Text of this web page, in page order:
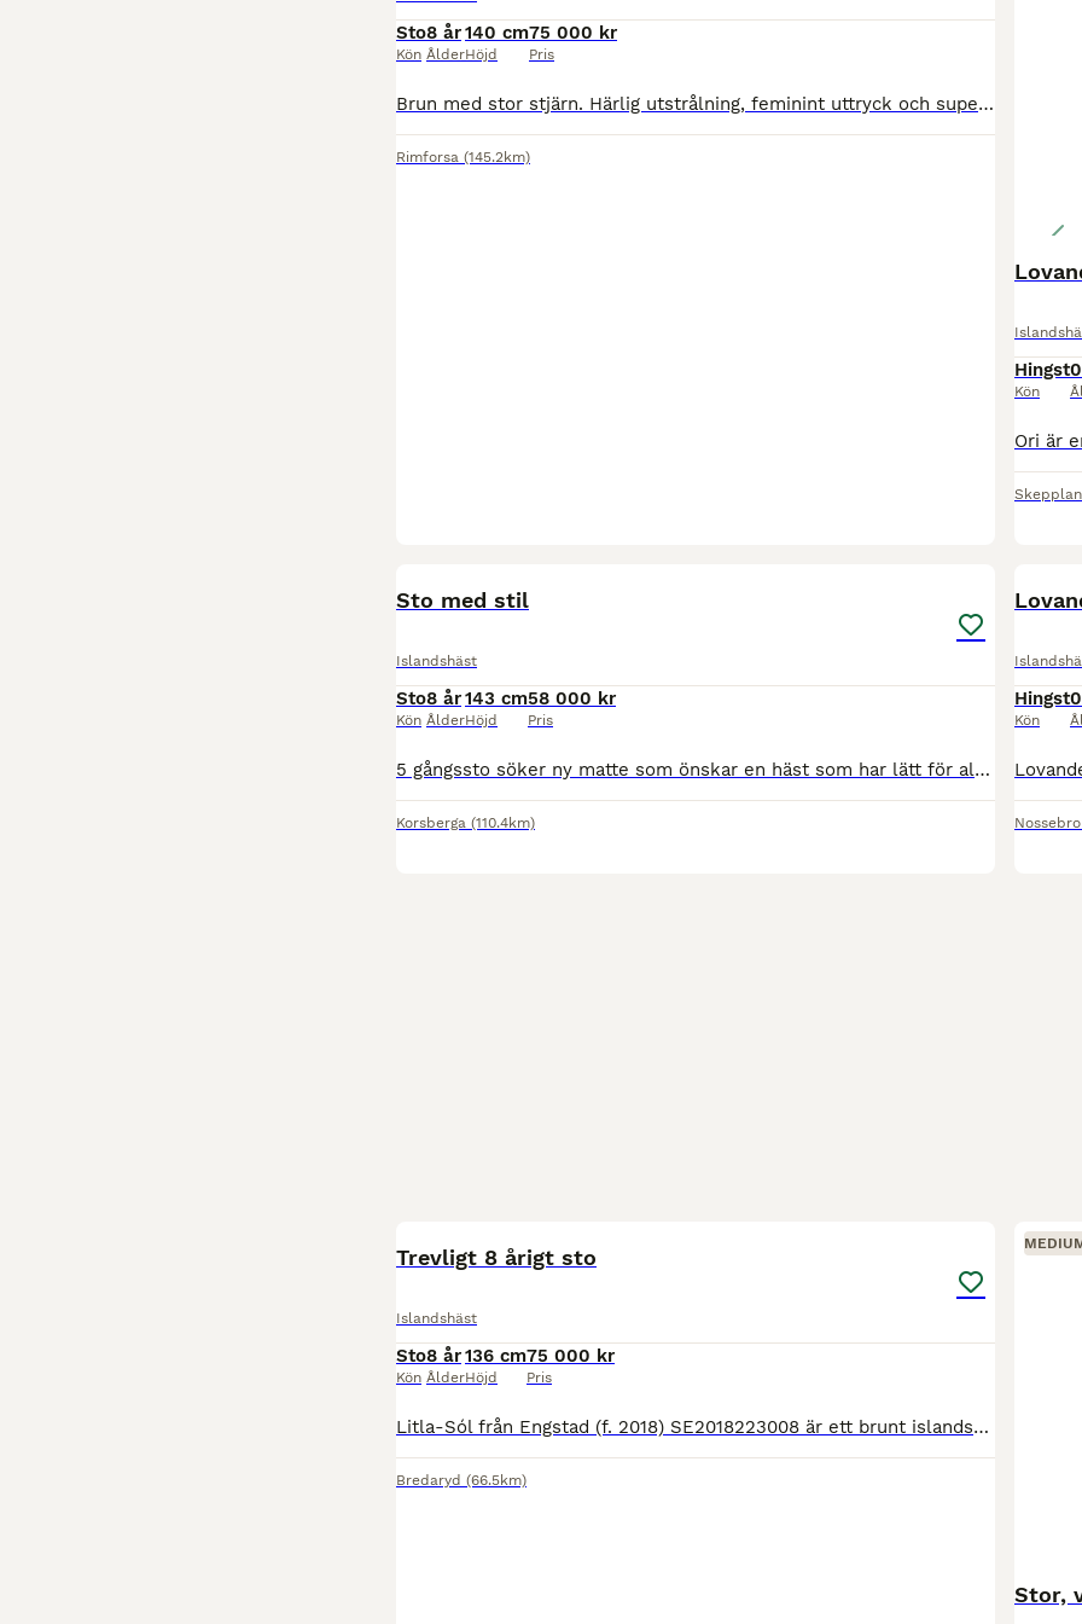
Sto
Kön
8 år
Ålder
140 cm
Höjd
75 000 kr
Pris
Brun med stor stjärn. Härlig utstrålning, feminint uttryck och supersött huvud! vaken och väldigt social och mysig. Sent inriden och nu under fortsatt träning. Trevlig i ridning och hantering. Mycke
Rimforsa (145.2km)
Hingst
Kön
Sto med stil
Islandshäst
Sto
Kön
8 år
Ålder
143 cm
Höjd
58 000 kr
Pris
5 gångssto söker ny matte som önskar en häst som har lätt för alla gångarter men är inte tränad. Hon är mjuk att sitta på och mjuk i munnen. Har stora gångarter. Vi letar efter ett hem till henne där
Korsberga (110.4km)
Hingst
Kön
Nossebro
Trevligt 8 årigt sto
Islandshäst
Sto
Kön
8 år
Ålder
136 cm
Höjd
75 000 kr
Pris
Litla-Sól från Engstad (f. 2018) SE2018223008 är ett brunt islandssto efter Hósías fra Engholm undan Smætla frá Mosfellsbæ. Ca 136-137 cm i mankhöjd. Hon är inriden i våras och har visat fina gångarte
Bredaryd (66.5km)
Stor,